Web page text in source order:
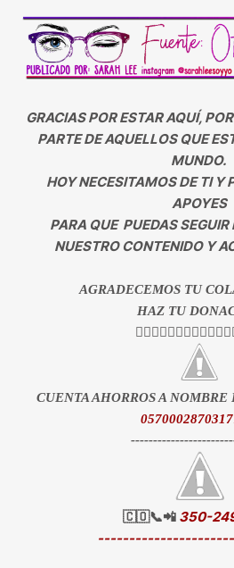
GRACIAS POR ESTAR AQUÍ,
PARTE DE AQUELLOS QUE
MUNDO.
HOY NECESITAMOS DE TI Y
APOYES
PARA QUE PUEDAS
NUESTRO CONTENIDO Y
AGRADECEMOS TU
HAZ TU
CUENTA AHORROS A
🇨🇴📞📲 350-